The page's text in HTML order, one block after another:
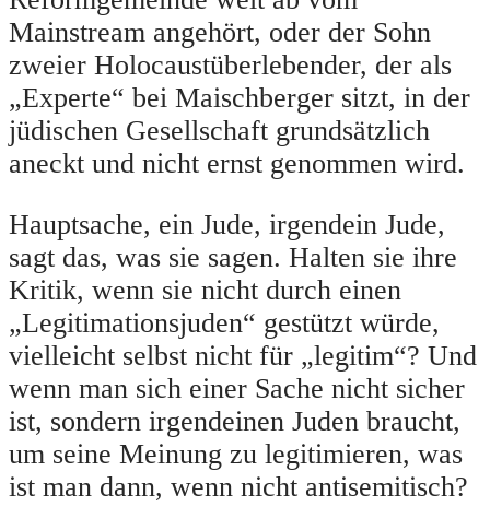
Mainstream angehört, oder der Sohn
zweier Holocaustüberlebender, der als
„Experte“ bei Maischberger sitzt, in der
jüdischen Gesellschaft grundsätzlich
aneckt und nicht ernst genommen wird.
Hauptsache, ein Jude, irgendein Jude,
sagt das, was sie sagen. Halten sie ihre
Kritik, wenn sie nicht durch einen
„Legitimationsjuden“ gestützt würde,
vielleicht selbst nicht für „legitim“? Und
wenn man sich einer Sache nicht sicher
ist, sondern irgendeinen Juden braucht,
um seine Meinung zu legitimieren, was
ist man dann, wenn nicht antisemitisch?